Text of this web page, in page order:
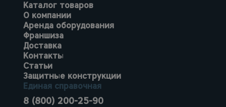
Каталог товаров
О компании
Аренда оборудования
Франшиза
Доставка
Контакты
Статьи
Защитные конструкции
Единая справочная
8 (800) 200-25-90